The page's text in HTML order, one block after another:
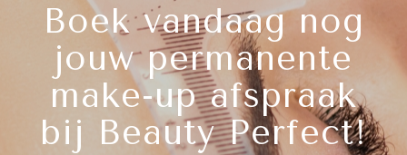
Boek vandaag nog
jouw permanente
make-up afspraak
bij Beauty Perfect!